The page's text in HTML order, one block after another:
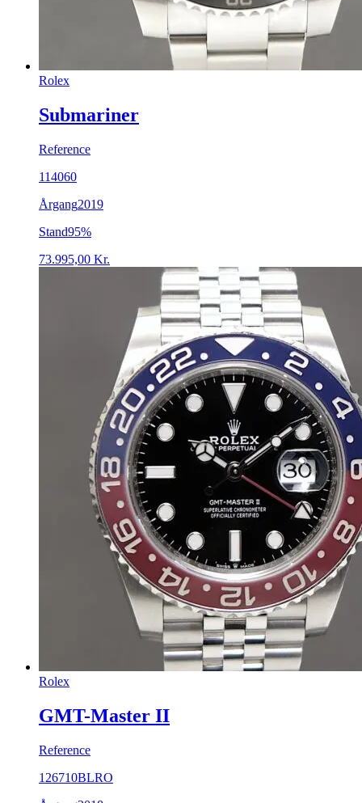
Rolex
Submariner
Reference
114060
Årgang2019
Stand95%
73.995,00 Kr.
Rolex
GMT-Master II
Reference
126710BLRO